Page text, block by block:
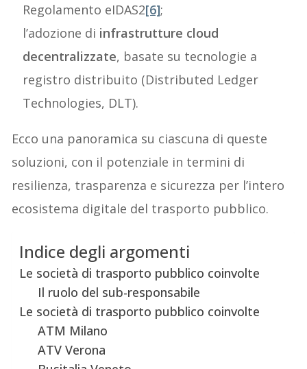
Regolamento eIDAS2[6];
l’adozione di infrastrutture cloud
decentralizzate, basate su tecnologie a
registro distribuito (Distributed Ledger
Technologies, DLT).
Ecco una panoramica su ciascuna di queste
soluzioni, con il potenziale in termini di
resilienza, trasparenza e sicurezza per l’intero
ecosistema digitale del trasporto pubblico.
Indice degli argomenti
Le società di trasporto pubblico coinvolte
Il ruolo del sub-responsabile
Le società di trasporto pubblico coinvolte
ATM Milano
ATV Verona